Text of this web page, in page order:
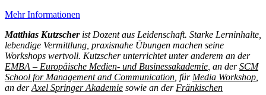
Mehr Informationen
Matthias Kutzscherist Dozent aus Leidenschaft. Starke Lerninhalte,
lebendige Vermittlung, praxisnahe Übungen machen seine
Workshops wertvoll. Kutzscher unterrichtet unter anderem an der
EMBA – Europäische Medien- und Businessakademie an derSCM
School for Management and Communication , für Media Workshop
an derAxel Springer Akademie sowie an der Fränkischen